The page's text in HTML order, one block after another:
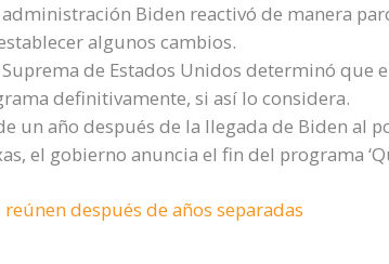
administración Biden reactivó de manera
algunos cambios.
Suprema de Estados Unidos determinó que
definitivamente, si así lo considera.
un año después de la llegada de Biden al
el gobierno anuncia el fin del programa
después de años separadas